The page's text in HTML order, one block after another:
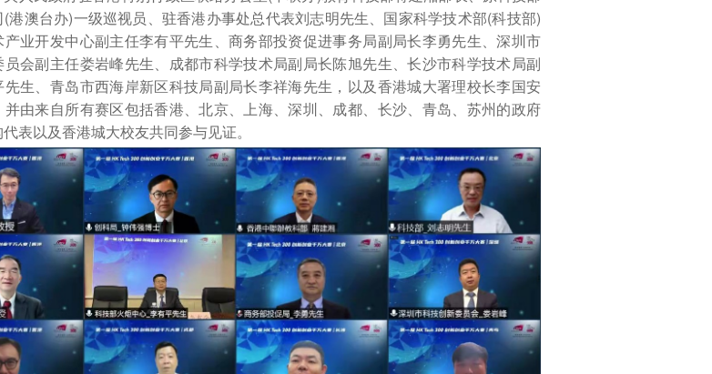
(港澳台办)一级巡视员、驻香港办事处总代表刘志明先生、国家科学技术部(科技部)
产业开发中心副主任李有平先生、商务部投资促进事务局副局长李勇先生、深圳市
会副主任娄岩峰先生、成都市科学技术局副局长陈旭先生、长沙市科学技术局副
先生、青岛市西海岸新区科技局副局长李祥海先生，以及香港城大署理校长李国安
并由来自所有赛区包括香港、北京、上海、深圳、成都、长沙、青岛、苏州的政府
表以及香港城大校友共同参与见证。